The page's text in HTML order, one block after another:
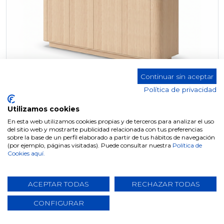
APARADOR W-700 MARSELLA
NOVEDAD
Continuar sin aceptar
Política de privacidad
Utilizamos cookies
En esta web utilizamos cookies propias y de terceros para analizar el uso
del sitio web y mostrarte publicidad relacionada con tus preferencias
sobre la base de un perfil elaborado a partir de tus hábitos de navegación
(por ejemplo, páginas visitadas). Puede consultar nuestra Política de
Cookies aquí.
ACEPTAR TODAS RECHAZAR TODAS
CONFIGURAR